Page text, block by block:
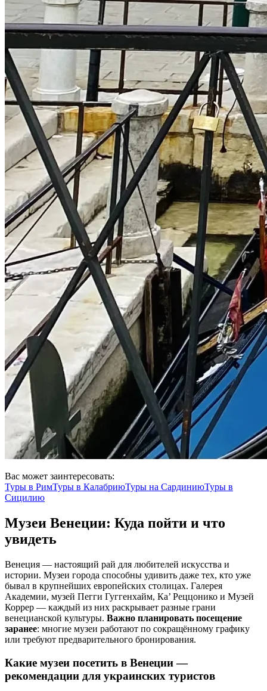
Вас может заинтересовать:
Туры в РимТуры в КалабриюТуры на СардиниюТуры в
Сицилию
Музеи Венеции: Куда пойти и что
увидеть
Венеция — настоящий рай для любителей искусства и
истории. Музеи города способны удивить даже тех, кто уже
бывал в крупнейших европейских столицах. Галерея
Академии, музей Пегги Гуггенхайм, Ка’ Реццонико и Музей
Коррер — каждый из них раскрывает разные грани
венецианской культуры. Важно планировать посещение
заранее: многие музеи работают по сокращённому графику
или требуют предварительного бронирования.
Какие музеи посетить в Венеции —
рекомендации для украинских туристов